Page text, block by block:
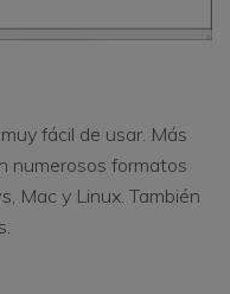
fácil de usar. Más
numerosos formatos
Mac y Linux. También